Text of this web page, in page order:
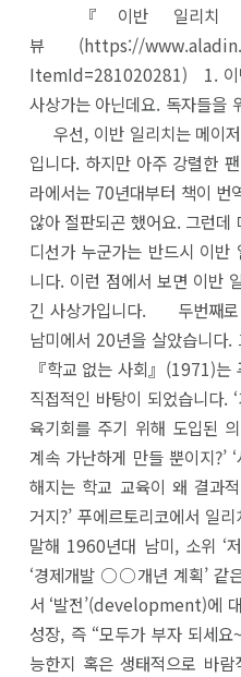
『이반 일리치
뷰 (https://
ItemId=281020281) 1. 이
사상가는 아닌데요. 독자들을
우선, 이반 일리치는 메이
입니다. 하지만 아주 강렬한
라에서는 70년대부터 책이 번
않아 절판되곤 했어요. 그런
디선가 누군가는 반드시 이반
니다. 이런 점에서 보면 이반
긴 사상가입니다. 두번째로
남미에서 20년을 살았습니다
『학교 없는 사회』(1971)는
직접적인 바탕이 되었습니다.
육기회를 주기 위해 도입된
계속 가난하게 만들 뿐이지?’
해지는 학교 교육이 왜 결과
거지?’ 푸에르토리코에서 일
말해 1960년대 남미, 소위 ‘
‘경제개발 ○○개년 계획’ 같
서 ‘발전’(development)에
성장, 즉 “모두가 부자 되세
능한지 혹은 생태적으로 바